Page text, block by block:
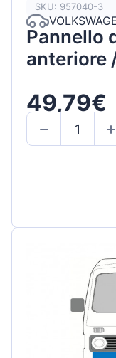
SKU: 957040-3
Pannello
anteriore
49,79€